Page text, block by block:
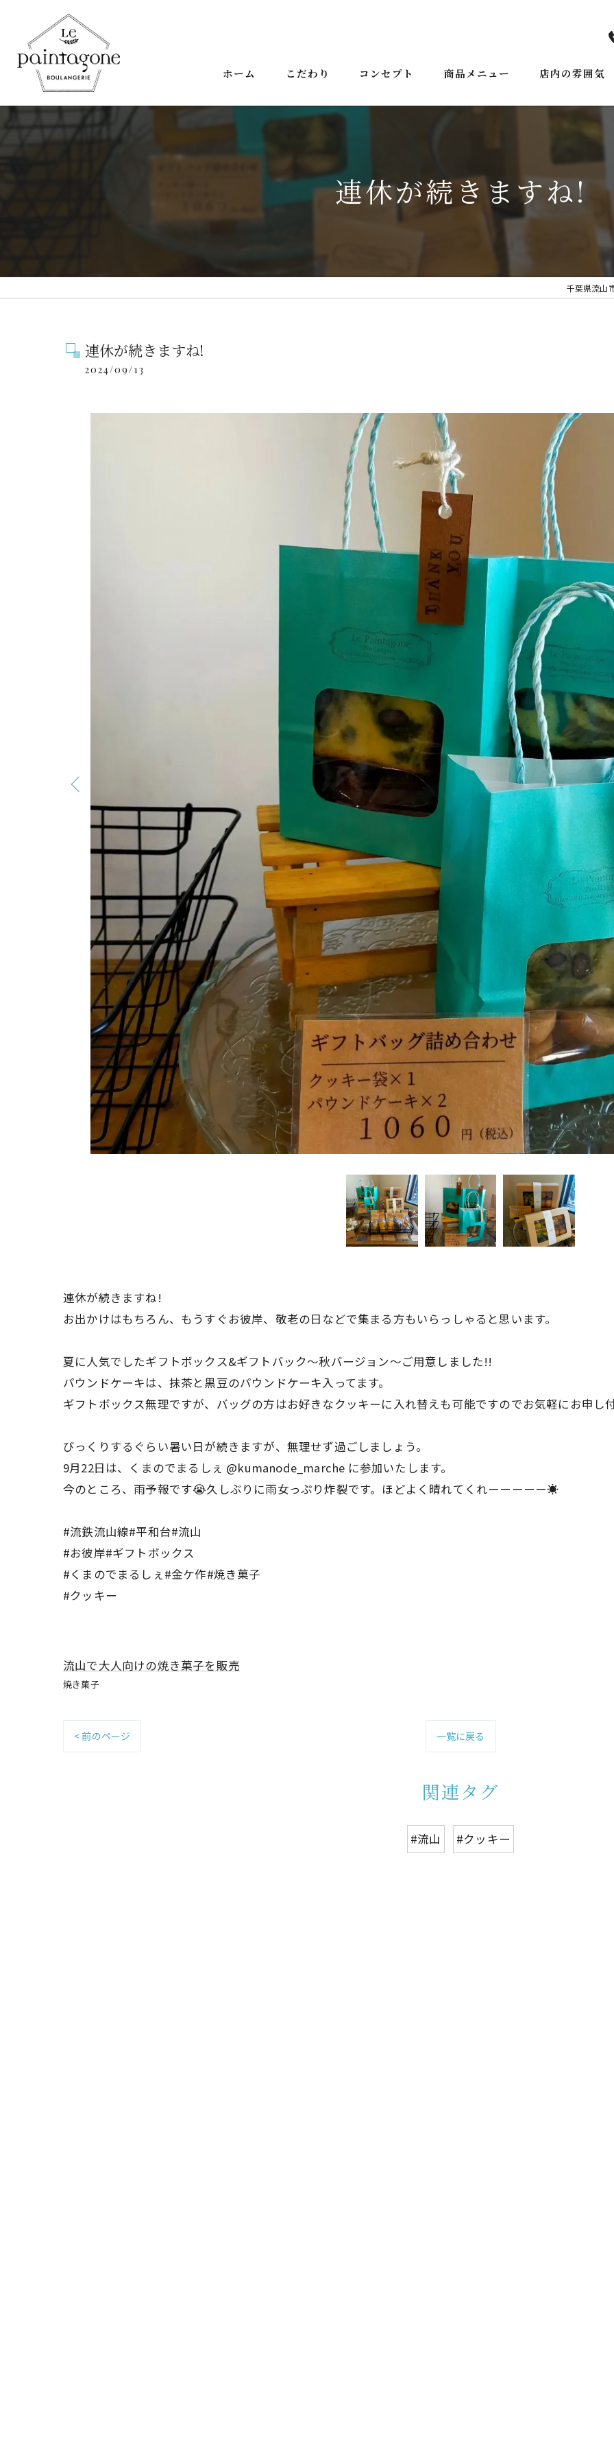
ホーム こだわり コンセプト 商品メニュー 店内の雰囲気
連休が続きますね!
千葉県流山
連休が続きますね!
2024/09/13
連休が続きますね!
お出かけはもちろん、もうすぐお彼岸、敬老の日などで集まる方もいらっしゃると思います。
夏に人気でしたギフトボックス&ギフトバック〜秋バージョン〜ご用意しました!!
パウンドケーキは、抹茶と黒豆のパウンドケーキ入ってます。
ギフトボックス無理ですが、バッグの方はお好きなクッキーに入れ替えも可能ですのでお気軽にお申し
びっくりするぐらい暑い日が続きますが、無理せず過ごしましょう。
9月22日は、くまのでまるしぇ @kumanode_marche に参加いたします。
今のところ、雨予報です😭久しぶりに雨女っぷり炸裂です。ほどよく晴れてくれーーーーー☀
#流鉄流山線#平和台#流山
#お彼岸#ギフトボックス
#くまのでまるしぇ#金ケ作#焼き菓子
#クッキー
流山で大人向けの焼き菓子を販売
焼き菓子
< 前のページ 一覧に戻る
関連タグ
#流山 #クッキー